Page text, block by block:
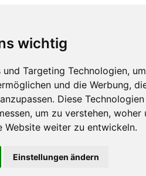
wichtig
Targeting Technologien,
und die Werbung,
Diese
um zu verstehen, woher
Website weiter zu entwickeln.
Einstellungen ändern
die-